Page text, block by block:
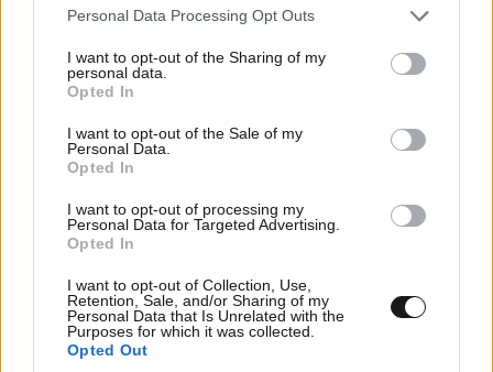
Please note that this website/app uses one or more Google
not limited to your visit or usage behaviour. You may click to
grant or deny consent to Google and its third-party tags to
use your data for below specified purposes in below Google
consent section.
Personal Data Processing Opt Outs
I want to opt-out of the Sharing of my
personal data.
Opted In
I want to opt-out of the Sale of my
Personal Data.
Opted In
I want to opt-out of processing my
Personal Data for Targeted Advertising.
Opted In
I want to opt-out of Collection, Use,
Retention, Sale, and/or Sharing of my
Personal Data that Is Unrelated with the
Purposes for which it was collected.
Opted Out
Σαρωτικοί έλεγχοι στις παραλίες: Drones
αποκάλυψαν παρανομίες – Σφραγίσματα και
πρόστιμα-φωτιά